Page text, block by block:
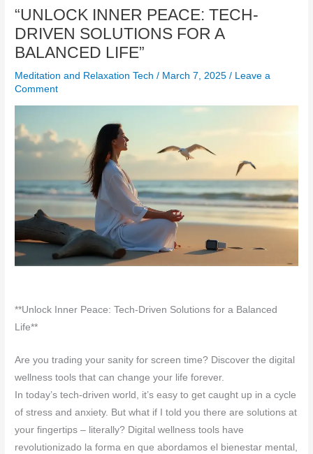
“UNLOCK INNER PEACE: TECH-
DRIVEN SOLUTIONS FOR A
BALANCED LIFE”
Meditation and Relaxation Tech / March 7, 2025/ Leave a
Comment
**Unlock Inner Peace: Tech-Driven Solutions for a Balanced
Life**
Are you trading your sanity for screen time? Discover the digital
wellness tools that can change your life forever.
In today’s tech-driven world, it’s easy to get caught up in a cycle
of stress and anxiety. But what if I told you there are solutions at
your fingertips – literally? Digital wellness tools have
revolutionizado la forma en que abordamos el bienestar mental,